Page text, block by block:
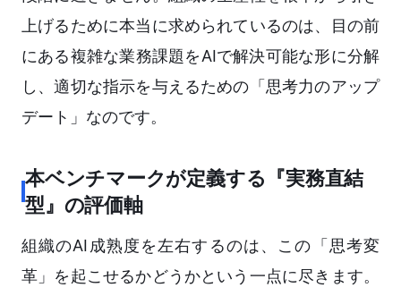
上げるために本当に求められているのは、目の前
にある複雑な業務課題をAIで解決可能な形に分解
し、適切な指示を与えるための「思考力のアップ
デート」なのです。
本ベンチマークが定義する『実務直結
型』の評価軸
組織のAI成熟度を左右するのは、この「思考変
革」を起こせるかどうかという一点に尽きます。